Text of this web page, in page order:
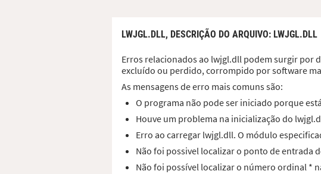
LWJGL.DLL, DESCRIÇÃO DO ARQUIVO: LWJGL.DLL
Erros relacionados ao lwjgl.dll podem surgir por
excluído ou perdido, corrompido por software
As mensagens de erro mais comuns são:
O programa não pode ser iniciado porque
Houve um problema na inicialização do
Erro ao carregar lwjgl.dll. O módulo
Não foi possivel localizar o ponto de
Não foi possível localizar o número ordinal *